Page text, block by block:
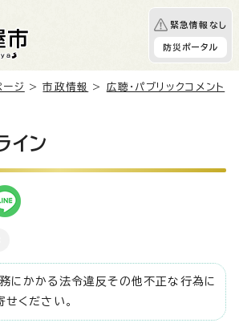
緊急情報なし
防災ポータル
ージ >市政情報 > 広聴・パブリックコメント
イン
にかかる法令違反その他不正な行為に
ください。